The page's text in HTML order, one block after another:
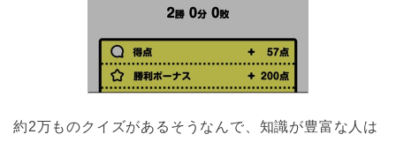
約2万ものクイズがあるそうなんで、知識が豊富な人は